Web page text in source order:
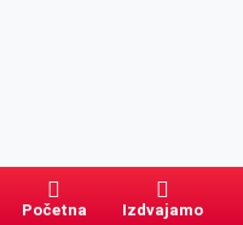
Početna Izdvajamo